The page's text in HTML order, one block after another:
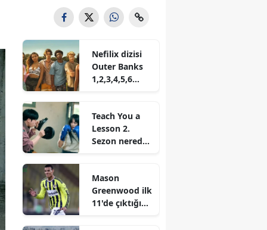
Nefilix dizisi
Outer Banks
1,2,3,4,5,6
Teach You a
Lesson 2.
Sezon nereden
başlayacak
Mason
Greenwood ilk
11'de çıktığı